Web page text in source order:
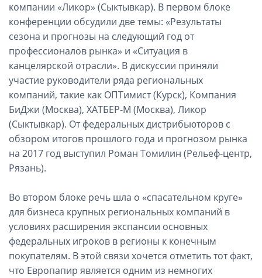
компании «Ликор» (Сыктывкар). В первом блоке
конференции обсудили две темы: «Результаты
сезона и прогнозы на следующий год от
профессионалов рынка» и «Ситуация в
канцелярской отрасли». В дискуссии приняли
участие руководители ряда региональных
компаний, такие как ОПТимист (Курск), Компания
БиДжи (Москва), ХАТБЕР-М (Москва), Ликор
(Сыктывкар). От федеральных дистрибьюторов с
обзором итогов прошлого года и прогнозом рынка
на 2017 год выступил Роман Томилин (Рельеф-центр,
Рязань).
Во втором блоке речь шла о «спасательном круге»
для бизнеса крупных региональных компаний в
условиях расширения экспансии основных
федеральных игроков в регионы к конечным
покупателям. В этой связи хочется отметить тот факт,
что Европапир является одним из немногих